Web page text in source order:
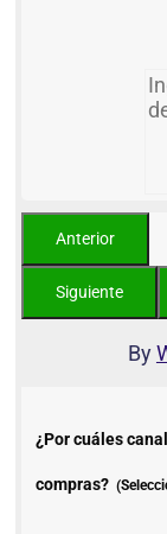
By
¿Por cuáles
compras?